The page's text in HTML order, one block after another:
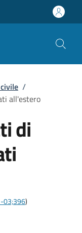
/
all'estero
di
03;396)